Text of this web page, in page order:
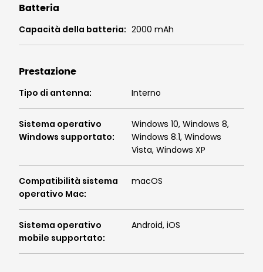
Batteria
Capacità della batteria: 2000 mAh
Prestazione
Tipo di antenna: Interno
Sistema operativo
Windows supportato:
Windows 10, Windows 8,
Windows 8.1, Windows
Vista, Windows XP
Compatibilità sistema
operativo Mac:
macOS
Sistema operativo
mobile supportato:
Android, iOS